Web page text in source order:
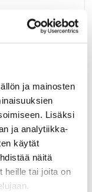
ja mainosten
Lisäksi
ja analytiikka-
käytät
näitä
heille tai joita on